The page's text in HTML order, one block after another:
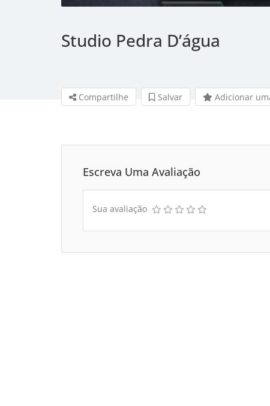
Studio Pedra D’água
Compartilhe Salvar Adicionar
Escreva Uma Avaliação
Sua avaliação